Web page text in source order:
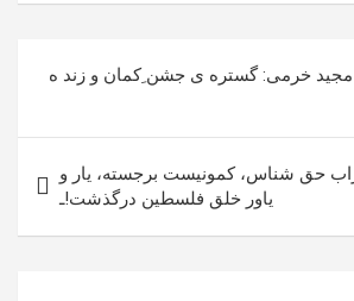
مجید خرمی: گستره ی جشن ِکمان و زند ه
حق شناس، کمونیست برجسته، یار و
یاور خلق فلسطین درگذشت!ـ